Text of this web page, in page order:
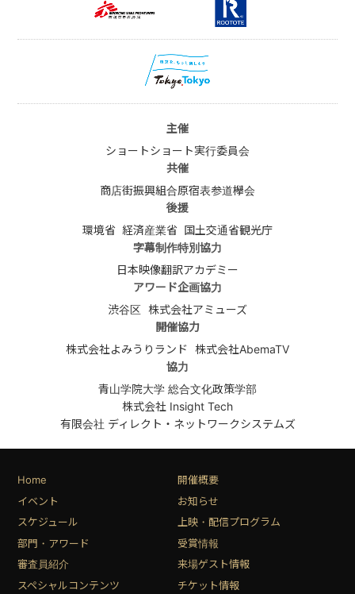
主催
ショートショート実行委員会
共催
商店街振興組合原宿表参道欅会
後援
環境省 経済産業省 国土交通省観光庁
字幕制作特別協力
日本映像翻訳アカデミー
アワード企画協力
渋谷区 株式会社アミューズ
開催協力
株式会社よみうりランド
株式会社AbemaTV
協力
青山学院大学 総合文化政策学部
株式会社 Insight Tech
有限会社 ディレクト・ネットワークシステムズ
Home
開催概要
イベント
お知らせ
スケジュール
上映・配信プログラム
部門・アワード
受賞情報
審査員紹介
来場ゲスト情報
スペシャルコンテンツ
チケット情報